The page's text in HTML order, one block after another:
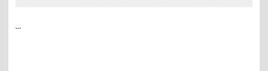
...